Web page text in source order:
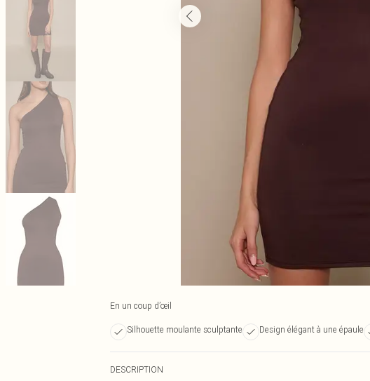
En un coup d’œil
Silhouette moulante sculptante Design élégant à une épaule
DESCRIPTION